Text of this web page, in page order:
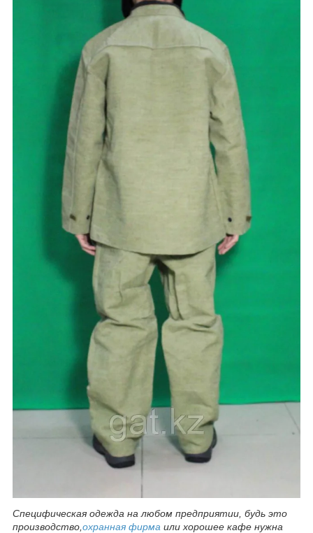
Специфическая одежда на любом предприятии, будь это
производство, охранная фирма или хорошее кафе нужна